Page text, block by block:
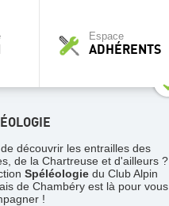
Espace
ADHÉRENTS
découvrir les entrailles des
de la Chartreuse et d'ailleurs ?
Spéléologie du Club Alpin
de Chambéry est là pour vous
!